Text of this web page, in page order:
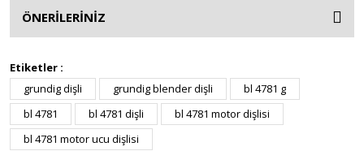
ÖNERİLERİNİZ
Etiketler :
grundig dişli
grundig blender dişli
bl 4781 g
bl 4781
bl 4781 dişli
bl 4781 motor dişlisi
bl 4781 motor ucu dişlisi